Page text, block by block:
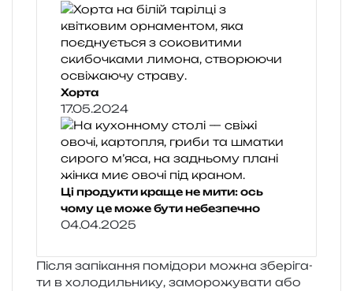
Хорта
17.05.2024
Ці продукти краще не мити: ось
чому це може бути небезпечно
04.04.2025
Після запі­ка­н­ня помі­до­ри можна збе­рі­га­
ти в холо­диль­ни­ку, замо­ро­жу­ва­ти або